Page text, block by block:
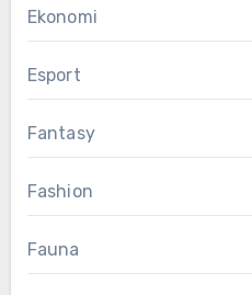
Ekonomi
Esport
Fantasy
Fashion
Fauna